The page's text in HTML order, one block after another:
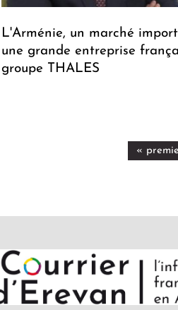
L'Arménie, un marché
une grande entreprise
groupe THALES
«